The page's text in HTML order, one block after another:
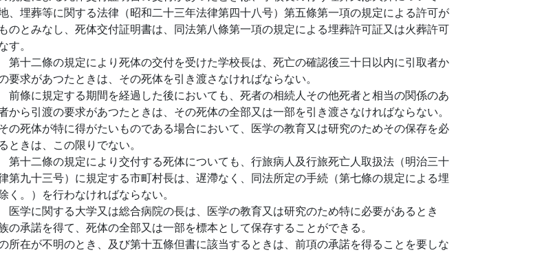
、埋葬等に関する法律（昭和二十三年法律第四十八号）第五條第一項の規定による許可が
のとみなし、死体交付証明書は、同法第八條第一項の規定による埋葬許可証又は火葬許可
す。
第十二條の規定により死体の交付を受けた学校長は、死亡の確認後三十日以内に引取者か
要求があつたときは、その死体を引き渡さなければならない。
前條に規定する期間を経過した後においても、死者の相続人その他死者と相当の関係のあ
から引渡の要求があつたときは、その死体の全部又は一部を引き渡さなければならない。
の死体が特に得がたいものである場合において、医学の教育又は研究のためその保存を必
ときは、この限りでない。
第十二條の規定により交付する死体についても、行旅病人及行旅死亡人取扱法（明治三十
第九十三号）に規定する市町村長は、遅滯なく、同法所定の手続（第七條の規定による埋
く。）を行わなければならない。
医学に関する大学又は総合病院の長は、医学の教育又は研究のため特に必要があるとき
の承諾を得て、死体の全部又は一部を標本として保存することができる。
所在が不明のとき、及び第十五條但書に該当するときは、前項の承諾を得ることを要しな